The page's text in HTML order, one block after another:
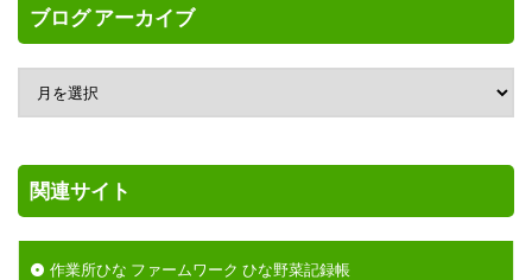
ブログ アーカイブ
関連サイト
作業所ひな ファームワーク ひな野菜記録帳